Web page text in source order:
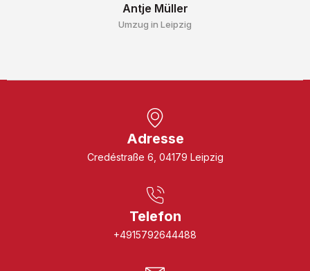
Antje Müller
Umzug in Leipzig
Adresse
Credéstraße 6, 04179 Leipzig
Telefon
+4915792644488